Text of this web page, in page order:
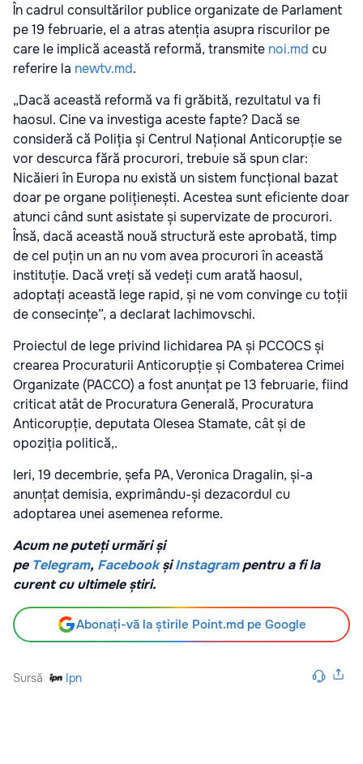
În cadrul consultărilor publice organizate de Parlament
pe 19 februarie, el a atras atenția asupra riscurilor pe
care le implică această reformă, transmite noi.md cu
referire la newtv.md.
„Dacă această reformă va fi grăbită, rezultatul va fi
haosul. Cine va investiga aceste fapte? Dacă se
consideră că Poliția și Centrul Național Anticorupție se
vor descurca fără procurori, trebuie să spun clar:
Nicăieri în Europa nu există un sistem funcțional bazat
doar pe organe polițienești. Acestea sunt eficiente doar
atunci când sunt asistate și supervizate de procurori.
Însă, dacă această nouă structură este aprobată, timp
de cel puțin un an nu vom avea procurori în această
instituție. Dacă vreți să vedeți cum arată haosul,
adoptați această lege rapid, și ne vom convinge cu toții
de consecințe”, a declarat Iachimovschi.
Proiectul de lege privind lichidarea PA și PCCOCS și
crearea Procuraturii Anticorupție și Combaterea Crimei
Organizate (PACCO) a fost anunțat pe 13 februarie, fiind
criticat atât de Procuratura Generală, Procuratura
Anticorupție, deputata Olesea Stamate, cât și de
opoziția politică,.
Ieri, 19 decembrie, șefa PA, Veronica Dragalin, și-a
anunțat demisia, exprimându-și dezacordul cu
adoptarea unei asemenea reforme.
Acum ne puteți urmări și
pe Telegram, Facebook șiInstagrampentru a fi la
curent cu ultimele știri.
Abonați-vă la știrile Point.md pe Google
Sursă Ipn